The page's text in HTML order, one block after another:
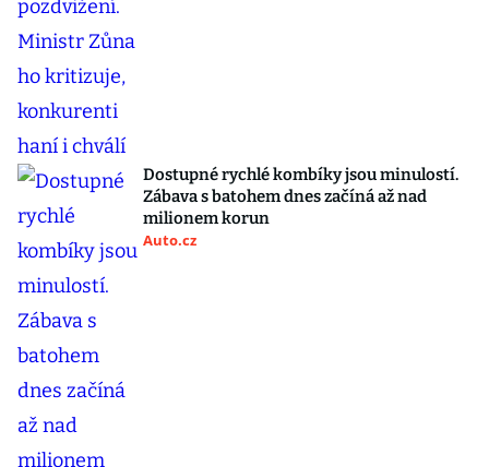
Dostupné rychlé kombíky jsou minulostí.
Zábava s batohem dnes začíná až nad
milionem korun
Auto.cz